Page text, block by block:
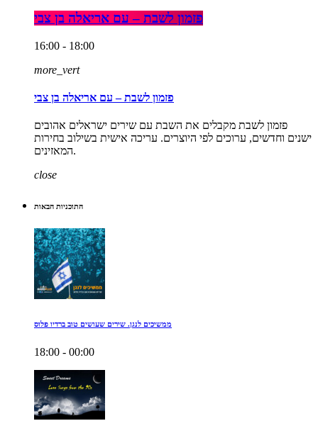
פזמון לשבת – עם אריאלה בן צבי
16:00 - 18:00
more_vert
פזמון לשבת – עם אריאלה בן צבי
פזמון לשבת מקבלים את השבת עם שירים ישראלים אהובים
ישנים וחדשים, ערוכים לפי היוצרים. עריכה אישית בשילוב בחירות
המאזינים.
close
התוכניות הבאות
ממשיכים לנגן. שירים שעושים טוב ברדיו פלוס
18:00 - 00:00